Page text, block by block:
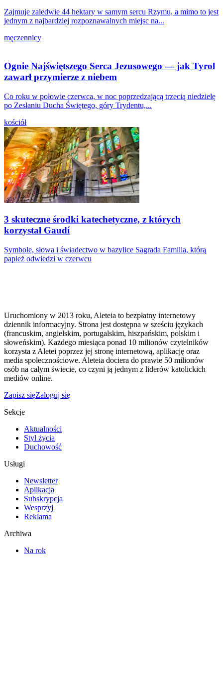
Zajmuje zaledwie 44 hektary w samym sercu Rzymu, a mimo to jest
jednym z najbardziej rozpoznawalnych miejsc na...
męczennicy
Ognie Najświętszego Serca Jezusowego — jak Tyrol
zawarł przymierze z niebem
Co roku w połowie czerwca, w noc poprzedzającą trzecią niedzielę
po Zesłaniu Ducha Świętego, góry Trydentu,...
kościół
3 skuteczne środki katechetyczne, z których
korzystał Gaudí
Symbole, słowa i świadectwo w bazylice Sagrada Familia, którą
papież odwiedzi w czerwcu
Uruchomiony w 2013 roku, Aleteia to bezpłatny internetowy
dziennik informacyjny. Strona jest dostępna w sześciu językach
(francuskim, angielskim, portugalskim, hiszpańskim, polskim i
słoweńskim). Każdego miesiąca ponad 10 milionów czytelników
korzysta z Aletei poprzez jej stronę internetową, aplikację oraz
media społecznościowe. Aleteia dociera do prawie 50 milionów
osób na całym świecie, co czyni ją jednym z liderów katolickich
mediów online.
Zapisz sięZaloguj się
Sekcje
Aktualności
Styl życia
Duchowość
Usługi
Newsletter
Aplikacja
Subskrypcja
Wesprzyj
Reklama
Archiwa
Na rok